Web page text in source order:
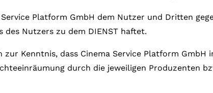
Platform GmbH dem Nutzer und Dritten
des Nutzers zu dem DIENST haftet.
Kenntnis, dass Cinema Service Platform
durch die jeweiligen Produzenten